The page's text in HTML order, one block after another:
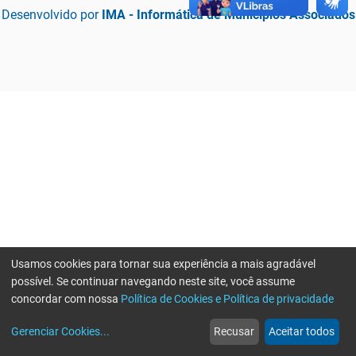
Desenvolvido por IMA - Informática de Municípios Associados
web
Notícias
more_horiz
Mais
Usamos cookies para tornar sua experiência a mais agradável
possível. Se continuar navegando neste site, você assume
concordar com nossa Política de Cookies e Política de privacidade
Gerenciar Cookies... Recusar Aceitar todos
Erro ao enviar informações, por favor tente novamente